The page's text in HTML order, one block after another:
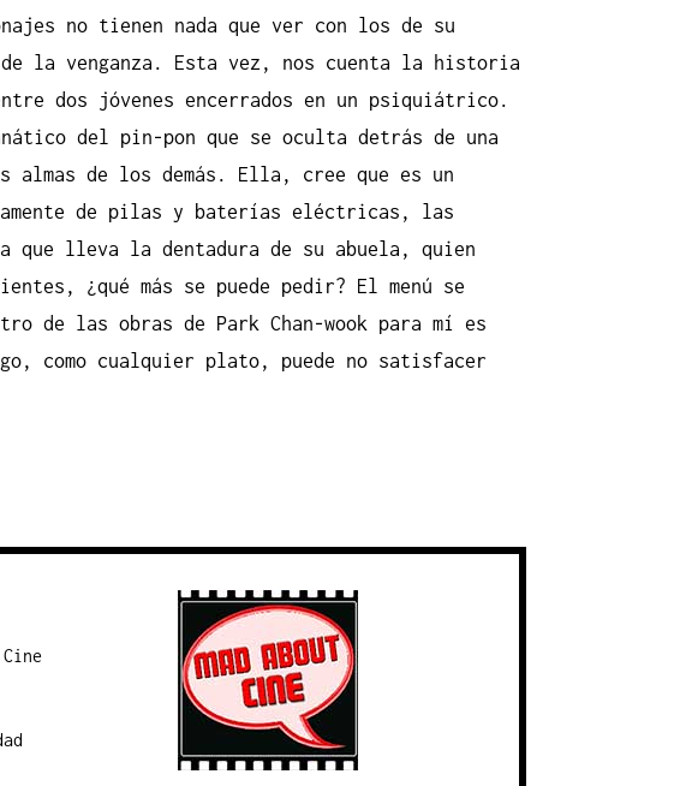
no tienen nada que ver con los de su
la venganza. Esta vez, nos cuenta la historia
dos jóvenes encerrados en un psiquiátrico.
del pin-pon que se oculta detrás de una
almas de los demás. Ella, cree que es un
de pilas y baterías eléctricas, las
que lleva la dentadura de su abuela, quien
¿qué más se puede pedir? El menú se
de las obras de Park Chan-wook para mí es
como cualquier plato, puede no satisfacer